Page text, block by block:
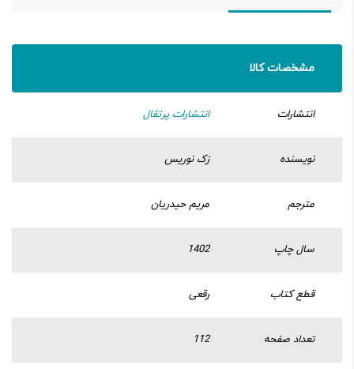
مشخصات کالا
انتشارات انتشارات پرتقال
نویسنده زک نوریس
مترجم مریم حیدریان
سال چاپ 1402
قطع کتاب رقعی
تعداد صفحه 112